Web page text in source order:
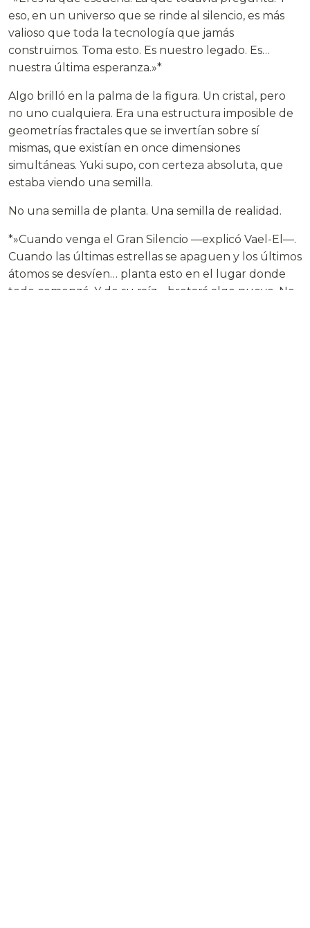
eso, en un universo que se rinde al silencio, es más
valioso que toda la tecnología que jamás
construimos. Toma esto. Es nuestro legado. Es…
nuestra última esperanza.»*
Algo brilló en la palma de la figura. Un cristal, pero
no uno cualquiera. Era una estructura imposible de
geometrías fractales que se invertían sobre sí
mismas, que existían en once dimensiones
simultáneas. Yuki supo, con certeza absoluta, que
estaba viendo una semilla.
No una semilla de planta. Una semilla de realidad.
*»Cuando venga el Gran Silencio —explicó Vael-El—.
Cuando las últimas estrellas se apaguen y los últimos
átomos se desvíen… planta esto en el lugar donde
todo comenzó. Y de su raíz… brotará algo nuevo. No